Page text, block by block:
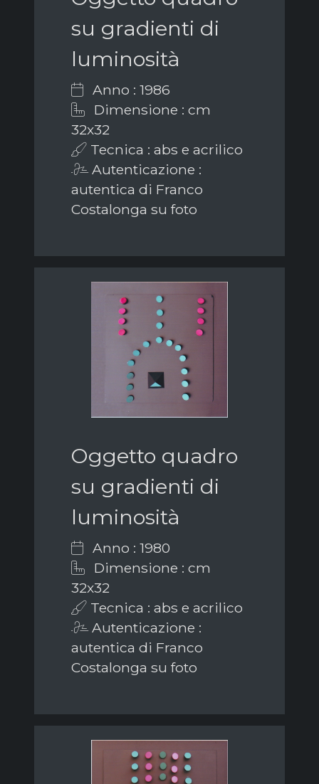
su gradienti di
luminosità
Anno : 1986
Dimensione : cm
32x32
Tecnica : abs e acrilico
Autenticazione :
autentica di Franco
Costalonga su foto
Oggetto quadro
su gradienti di
luminosità
Anno : 1980
Dimensione : cm
32x32
Tecnica : abs e acrilico
Autenticazione :
autentica di Franco
Costalonga su foto